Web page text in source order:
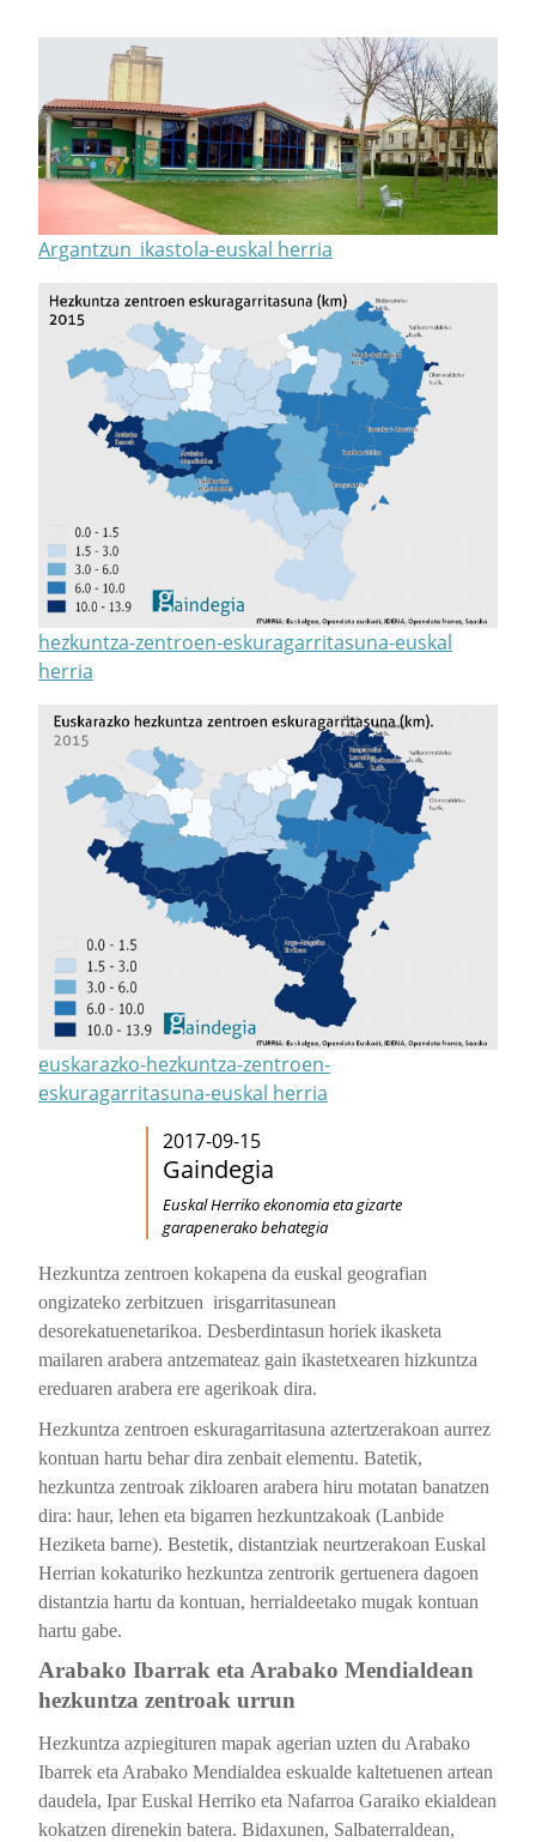
Argantzun_ikastola-euskal herria
hezkuntza-zentroen-eskuragarritasuna-euskal
herria
euskarazko-hezkuntza-zentroen-
eskuragarritasuna-euskal herria
2017-09-15
Gaindegia
Euskal Herriko ekonomia eta gizarte
garapenerako behategia
Hezkuntza zentroen kokapena da euskal geografian
ongizateko zerbitzuen irisgarritasunean
desorekatuenetarikoa. Desberdintasun horiekikasketa
mailaren arabera antzemateaz gain ikastetxearen hizkuntza
ereduaren arabera ere agerikoak dira.
Hezkuntza zentroen eskuragarritasuna aztertzerakoan aurrez
kontuan hartu behar dira zenbait elementu. Batetik,
hezkuntza zentroak zikloaren arabera hiru motatan banatzen
dira: haur, lehen eta bigarren hezkuntzakoak (Lanbide
Heziketa barne). Bestetik, distantziak neurtzerakoan Euskal
Herrian kokaturiko hezkuntza zentrorik gertuenera dagoen
distantzia hartu da kontuan, herrialdeetako mugak kontuan
hartu gabe.
Arabako Ibarrak eta Arabako Mendialdean
hezkuntza zentroak urrun
Hezkuntza azpiegituren mapak agerian uzten du Arabako
Ibarrek eta Arabako Mendialdea eskualde kaltetuenen artean
daudela, Ipar Euskal Herriko eta Nafarroa Garaiko ekialdean
kokatzen direnekin batera. Bidaxunen, Salbaterraldean,